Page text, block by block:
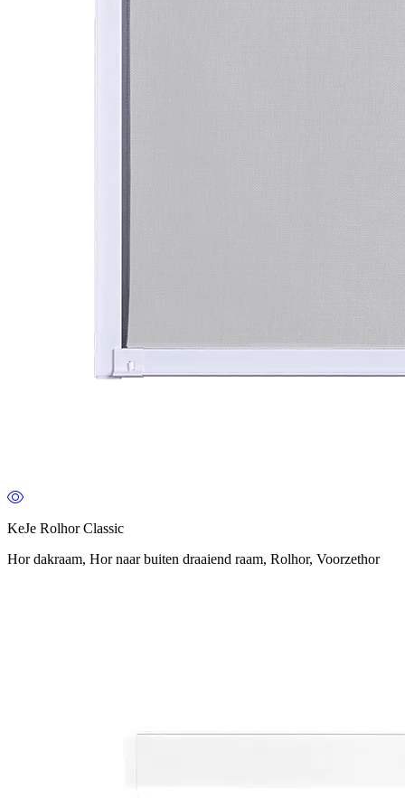
KeJe Rolhor Classic
Hor dakraam, Hor naar buiten draaiend raam, Rolhor, Voorzethor